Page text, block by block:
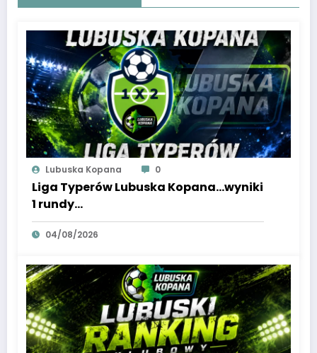
Lubuska Kopana 0
Liga Typerów Lubuska Kopana…wyniki
1 rundy…
04/08/2026